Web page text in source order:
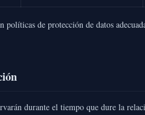
políticas de protección de datos
durante el tiempo que dure la